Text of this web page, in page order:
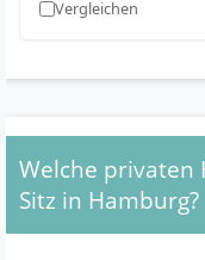
Vergleichen
Welche privaten
Sitz in Hamburg?